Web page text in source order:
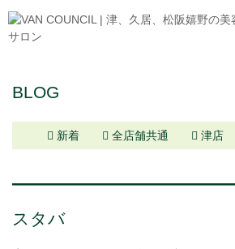
BLOG
新着 全店舗共通 津店
スタバ